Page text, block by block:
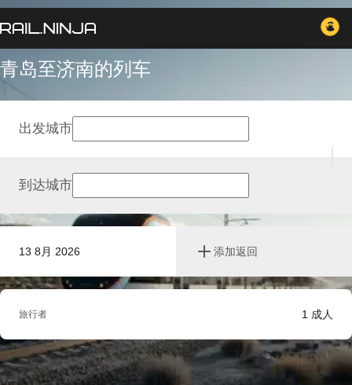
青岛至济南的列车
13 8月 2026 添加返回
出发城市
到达城市
旅行者 1 成人